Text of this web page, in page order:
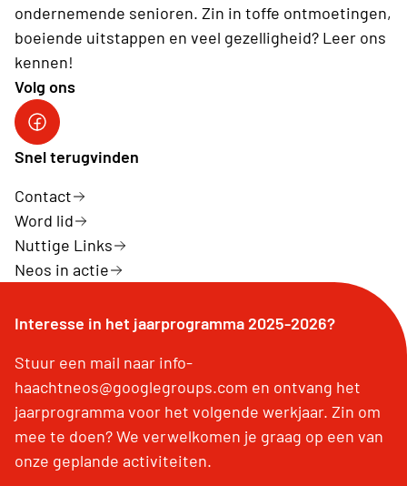
ondernemende senioren. Zin in toffe ontmoetingen,
boeiende uitstappen en veel gezelligheid? Leer ons
kennen!
Volg ons
Facebook pagina Haacht
Snel terugvinden
Contact
Word lid
Nuttige Links
Neos in actie
Interesse in het jaarprogramma 2025-2026?
Stuur een mail naar info-
haachtneos@googlegroups.com en ontvang het
jaarprogramma voor het volgende werkjaar. Zin om
mee te doen? We verwelkomen je graag op een van
onze geplande activiteiten.